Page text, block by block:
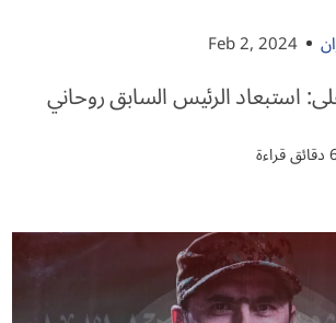
Feb 2, 2024
استبعاد الرئيس السابق روحاني
قراءة